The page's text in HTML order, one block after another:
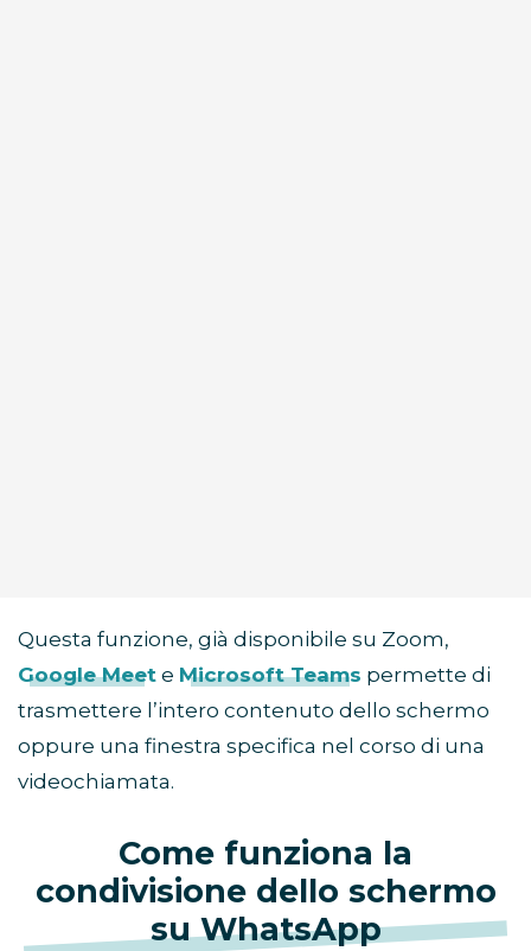
Questa funzione, già disponibile su Zoom,
Google Meet e Microsoft Teams permette di
trasmettere l’intero contenuto dello schermo
oppure una finestra specifica nel corso di una
videochiamata.
Come funziona la
condivisione dello schermo
su WhatsApp